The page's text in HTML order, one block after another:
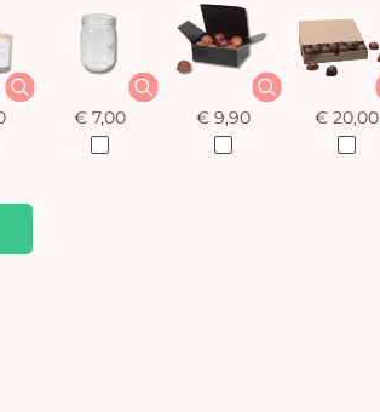
€ 7,00 € 9,90 € 20,00